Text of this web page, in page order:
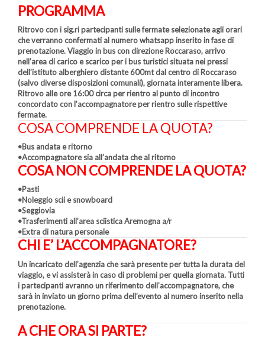
PROGRAMMA
Ritrovo con i sig.ri partecipanti sulle fermate selezionate agli orari
che verranno confermati al numero whatsapp inserito in fase di
prenotazione. Viaggio in bus con direzione Roccaraso, arrivo
nell’area di carico e scarico per i bus turistici situata nei pressi
dell’istituto alberghiero distante 600mt dal centro di Roccaraso
(salvo diverse disposizioni comunali), giornata interamente libera.
Ritrovo alle ore 16:00 circa per rientro al punto di incontro
concordato con l’accompagnatore per rientro sulle rispettive
fermate.
COSA COMPRENDE LA QUOTA?
•Bus andata e ritorno
•Accompagnatore sia all’andata che al ritorno
COSA NON COMPRENDE LA QUOTA?
•Pasti
•Noleggio scii e snowboard
•Seggiovia
•Trasferimenti all’area sciistica Aremogna a/r
•Extra di natura personale
CHI E’ L’ACCOMPAGNATORE?
Un incaricato dell’agenzia che sarà presente per tutta la durata del
viaggio, e vi assisterà in caso di problemi per quella giornata. Tutti
i partecipanti avranno un riferimento dell’accompagnatore, che
sarà in inviato un giorno prima dell’evento al numero inserito nella
prenotazione.
A CHE ORA SI PARTE?